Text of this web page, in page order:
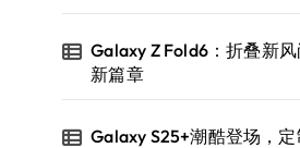
Galaxy Z Fold6：折叠新
新篇章
Galaxy S25+潮酷登场，